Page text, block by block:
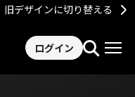
旧デザインに切り替える
ログイン